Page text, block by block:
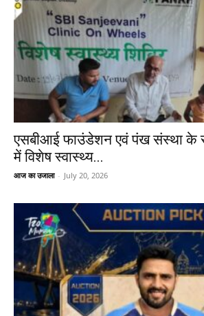
एसबीआई फाउंडेशन एवं पंख संस्था के
में विशेष स्वास्थ्य...
आज का उजाला - July 20, 2026